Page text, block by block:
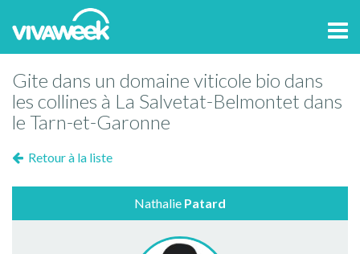
Gite dans un domaine viticole bio dans
les collines à La Salvetat-Belmontet dans
le Tarn-et-Garonne
Retour à la liste
Nathalie Patard